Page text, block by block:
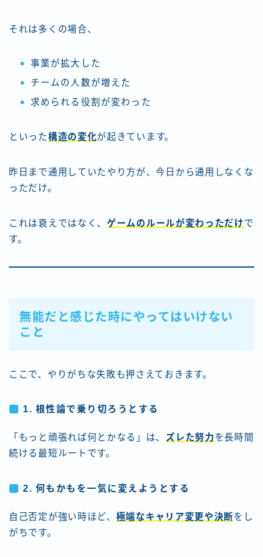
それは多くの場合、
事業が拡大した
チームの人数が増えた
求められる役割が変わった
といった構造の変化が起きています。
昨日まで通用していたやり方が、今日から通用しなくな
っただけ。
これは衰えではなく、 ゲームのルールが変わっただけで
す。
無能だと感じた時にやってはいけない
こと
ここで、やりがちな失敗も押さえておきます。
1. 根性論で乗り切ろうとする
「もっと頑張れば何とかなる」は、 ズレた努力を長時間
続ける最短ルートです。
2. 何もかもを一気に変えようとする
自己否定が強い時ほど、 極端なキャリア変更や決断をし
がちです。